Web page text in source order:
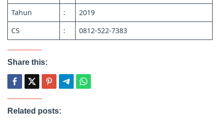
Tahun
:
2019
CS
: 0812-522-7383
Share this:
Related posts: